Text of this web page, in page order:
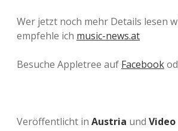
Wer jetzt noch mehr Details lesen
empfehle ich music-news.at
Besuche Appletree auf Facebook
Veröffentlicht in Austria und Video